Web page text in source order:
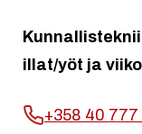
illat/yöt ja
+358 40